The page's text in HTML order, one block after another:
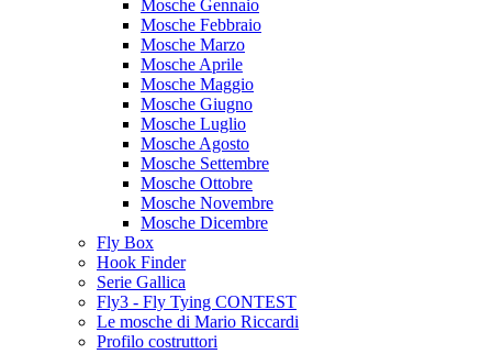
Mosche Gennaio
Mosche Febbraio
Mosche Marzo
Mosche Aprile
Mosche Maggio
Mosche Giugno
Mosche Luglio
Mosche Agosto
Mosche Settembre
Mosche Ottobre
Mosche Novembre
Mosche Dicembre
Fly Box
Hook Finder
Serie Gallica
Fly3 - Fly Tying CONTEST
Le mosche di Mario Riccardi
Profilo costruttori